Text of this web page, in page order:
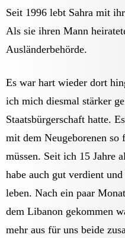
Seit 1996 lebt Sahra mit
Als sie ihren Mann
Ausländerbehörde.
Es war hart wieder dort
ich mich diesmal stärker
Staatsbürgerschaft hatte.
mit dem Neugeborenen so
müssen. Seit ich 15 Jahre
habe auch gut verdient
leben. Nach ein paar
dem Libanon gekommen
mehr aus für uns beide